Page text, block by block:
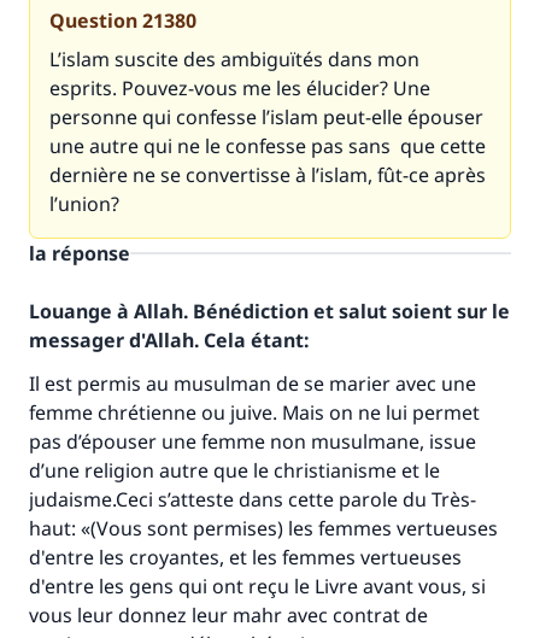
Question21380
L’islam suscite des ambiguïtés dans mon
esprits. Pouvez-vous me les élucider? Une
personne qui confesse l’islam peut-elle épouser
une autre qui ne le confesse pas sans que cette
dernière ne se convertisse à l’islam, fût-ce après
l’union?
la réponse
Louange à Allah. Bénédiction et salut soient sur le
messager d'Allah. Cela étant:
Il est permis au musulman de se marier avec une
femme chrétienne ou juive. Mais on ne lui permet
pas d’épouser une femme non musulmane, issue
d’une religion autre que le christianisme et le
judaisme.Ceci s’atteste dans cette parole du Très-
haut: «(Vous sont permises) les femmes vertueuses
d'entre les croyantes, et les femmes vertueuses
d'entre les gens qui ont reçu le Livre avant vous, si
vous leur donnez leur mahr avec contrat de